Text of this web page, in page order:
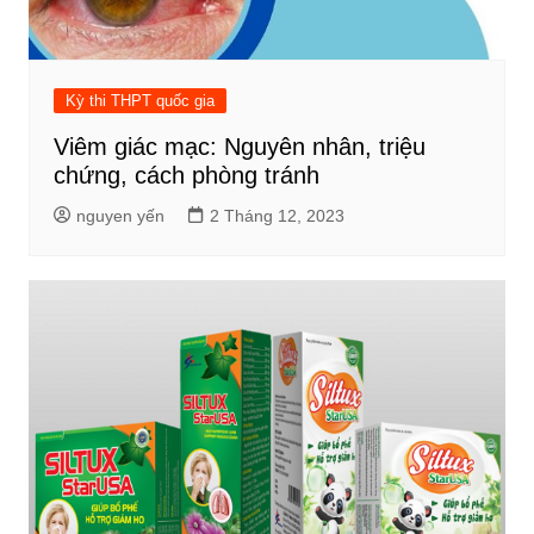
Kỳ thi THPT quốc gia
Viêm giác mạc: Nguyên nhân, triệu
chứng, cách phòng tránh
nguyen yến 2 Tháng 12, 2023